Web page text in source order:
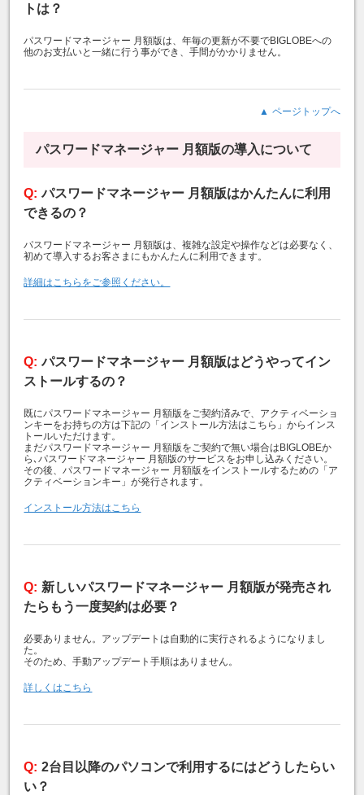
トは？
パスワードマネージャー 月額版は、年毎の更新が不要でBIGLOBEへの
他のお支払いと一緒に行う事ができ、手間がかかりません。
ページトップへ
パスワードマネージャー 月額版の導入について
パスワードマネージャー 月額版はかんたんに利用
できるの？
パスワードマネージャー 月額版は、複雑な設定や操作などは必要なく、
初めて導入するお客さまにもかんたんに利用できます。
詳細はこちらをご参照ください。
パスワードマネージャー 月額版はどうやってイン
ストールするの？
既にパスワードマネージャー 月額版をご契約済みで、アクティベーショ
ンキーをお持ちの方は下記の「インストール方法はこちら」からインス
トールいただけます。
まだパスワードマネージャー 月額版をご契約で無い場合はBIGLOBEか
ら､パスワードマネージャー 月額版のサービスをお申し込みください。
その後、パスワードマネージャー 月額版をインストールするための「ア
クティベーションキー」が発行されます。
インストール方法はこちら
新しいパスワードマネージャー 月額版が発売され
たらもう一度契約は必要？
必要ありません。アップデートは自動的に実行されるようになりまし
た。
そのため、手動アップデート手順はありません。
詳しくはこちら
2台目以降のパソコンで利用するにはどうしたらい
い？